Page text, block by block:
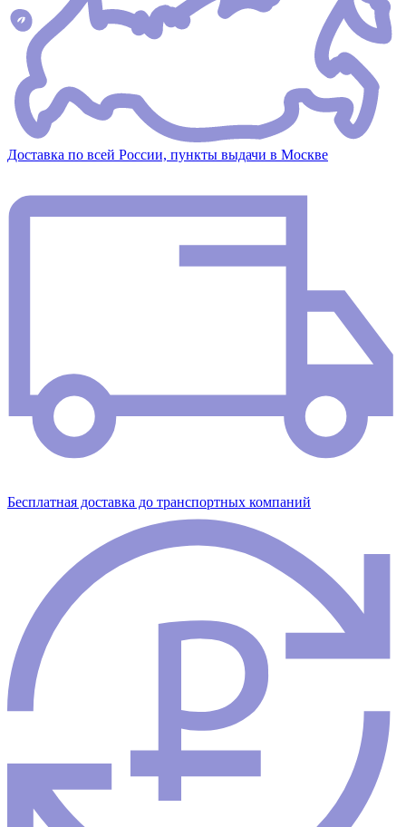
Доставка по всей России, пункты выдачи в Москве
Бесплатная доставка до транспортных компаний